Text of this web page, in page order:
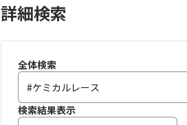
詳細検索
全体検索
検索結果表示